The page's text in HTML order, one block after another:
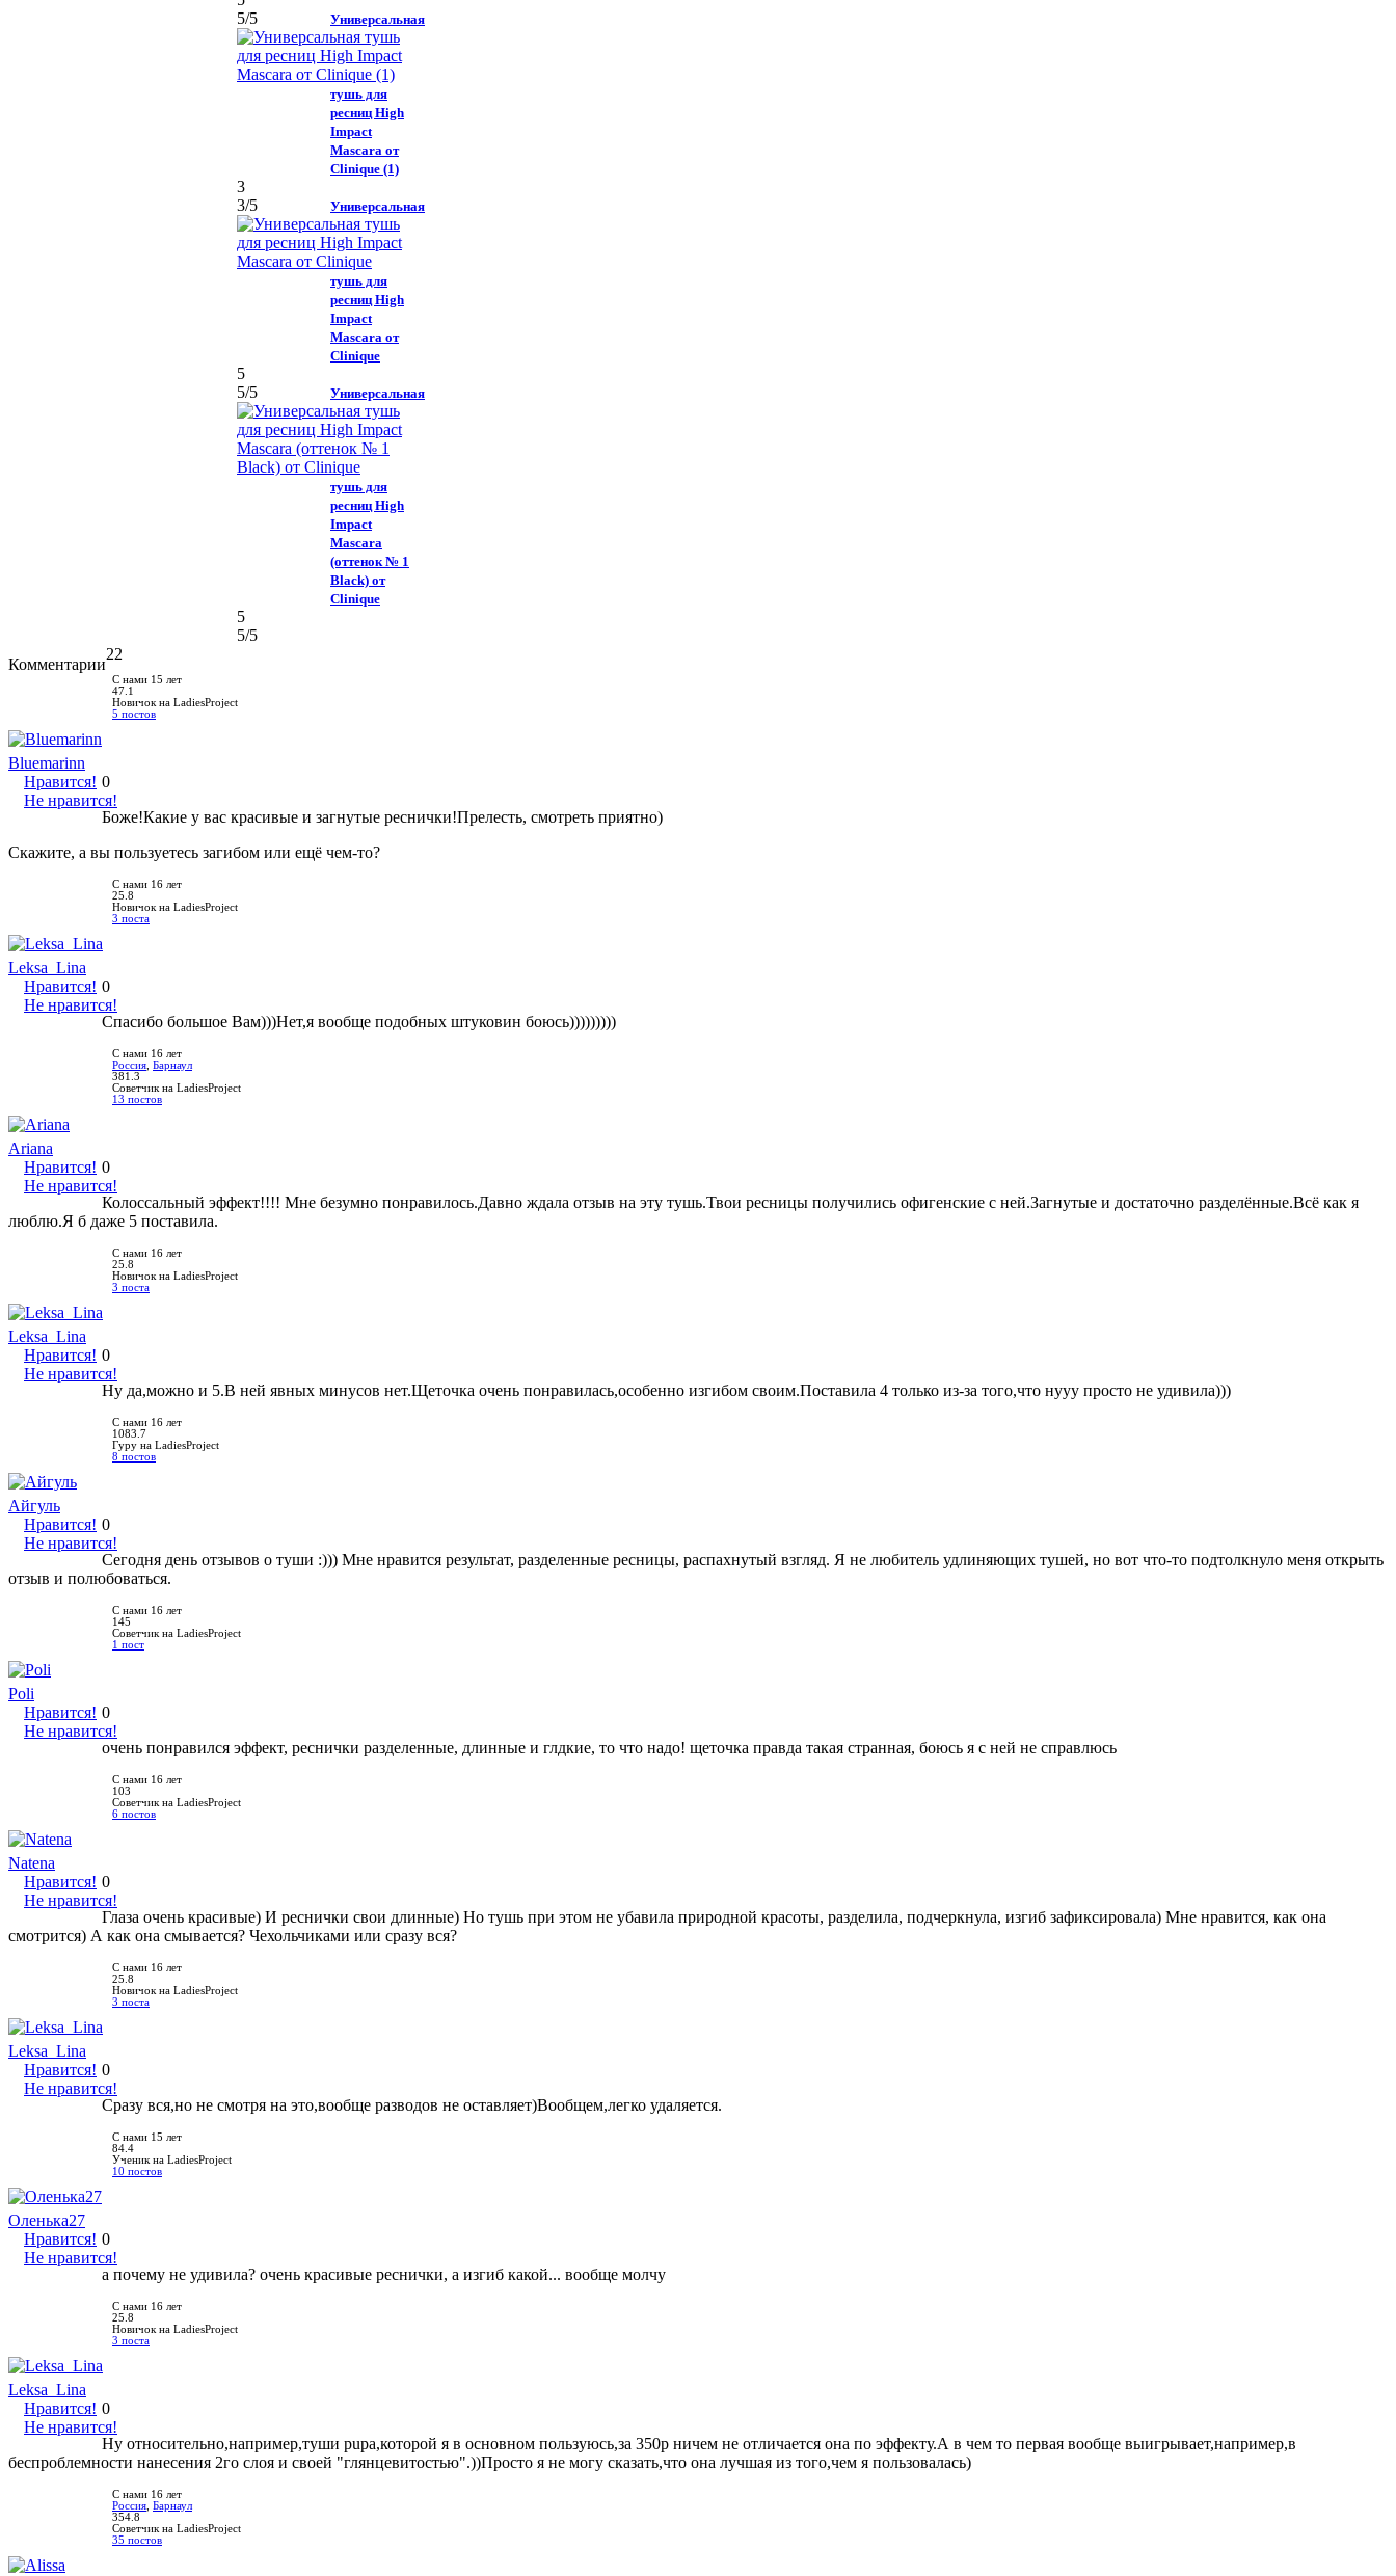
5/5 Универсальная
тушь для
ресниц High
Impact
Mascara от
Clinique (1)
3
3/5 Универсальная
тушь для
ресниц High
Impact
Mascara от
Clinique
5
5/5 Универсальная
тушь для
ресниц High
Impact
Mascara
(оттенок № 1
Black) от
Clinique
5
5/5
Комментарии
22
С нами 15 лет
47.1
Новичок на LadiesProject
5 постов
Bluemarinn
Нравится!
Не нравится!
0
Боже!Какие у вас красивые и загнутые реснички!Прелесть, смотреть приятно)
Скажите, а вы пользуетесь загибом или ещё чем-то?
С нами 16 лет
25.8
Новичок на LadiesProject
3 поста
Leksa_Lina
Нравится!
Не нравится!
0
Спасибо большое Вам)))Нет,я вообще подобных штуковин боюсь)))))))))
С нами 16 лет
Россия Барнаул
381.3
Советчик на LadiesProject
13 постов
Ariana
Нравится!
Не нравится!
0
Колоссальный эффект!!!! Мне безумно понравилось.Давно ждала отзыв на эту тушь.Твои ресницы получились офигенские с ней.Загнутые и достаточно разделённые.Всё как я
люблю.Я б даже 5 поставила.
С нами 16 лет
25.8
Новичок на LadiesProject
3 поста
Leksa_Lina
Нравится!
Не нравится!
0
Ну да,можно и 5.В ней явных минусов нет.Щеточка очень понравилась,особенно изгибом своим.Поставила 4 только из-за того,что нууу просто не удивила)))
С нами 16 лет
1083.7
Гуру на LadiesProject
8 постов
Айгуль
Нравится!
Не нравится!
0
Сегодня день отзывов о туши :))) Мне нравится результат, разделенные ресницы, распахнутый взгляд. Я не любитель удлиняющих тушей, но вот что-то подтолкнуло меня открыть
отзыв и полюбоваться.
С нами 16 лет
145
Советчик на LadiesProject
1 пост
Poli
Нравится!
Не нравится!
0
очень понравился эффект, реснички разделенные, длинные и глдкие, то что надо! щеточка правда такая странная, боюсь я с ней не справлюсь
С нами 16 лет
103
Советчик на LadiesProject
6 постов
Natena
Нравится!
Не нравится!
0
Глаза очень красивые) И реснички свои длинные) Но тушь при этом не убавила природной красоты, разделила, подчеркнула, изгиб зафиксировала) Мне нравится, как она
смотрится) А как она смывается? Чехольчиками или сразу вся?
С нами 16 лет
25.8
Новичок на LadiesProject
3 поста
Leksa_Lina
Нравится!
Не нравится!
0
Сразу вся,но не смотря на это,вообще разводов не оставляет)Вообщем,легко удаляется.
С нами 15 лет
84.4
Ученик на LadiesProject
10 постов
Оленька27
Нравится!
Не нравится!
0
а почему не удивила? очень красивые реснички, а изгиб какой... вообще молчу
С нами 16 лет
25.8
Новичок на LadiesProject
3 поста
Leksa_Lina
Нравится!
Не нравится!
0
Ну относительно,например,туши pupa,которой я в основном пользуюсь,за 350р ничем не отличается она по эффекту.А в чем то первая вообще выигрывает,например,в
беспроблемности нанесения 2го слоя и своей "глянцевитостью".))Просто я не могу сказать,что она лучшая из того,чем я пользовалась)
С нами 16 лет
Россия Барнаул
354.8
Советчик на LadiesProject
35 постов